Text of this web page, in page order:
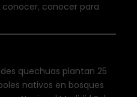
conocer, conocer para
quechuas plantan 25
nativos en bosques